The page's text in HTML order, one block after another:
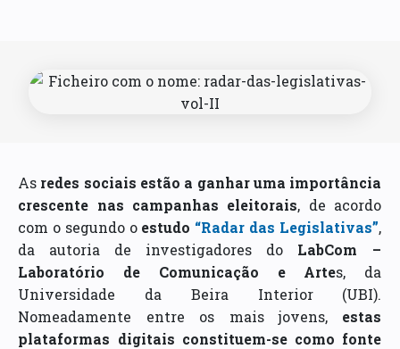
As redes sociais estão a ganhar uma importância
crescente nas campanhas eleitorais, de acordo
com o segundo o estudo “Radar das Legislativas”,
da autoria de investigadores do LabCom –
Laboratório de Comunicação e Artes, da
Universidade da Beira Interior (UBI).
Nomeadamente entre os mais jovens, estas
plataformas digitais constituem-se como fonte